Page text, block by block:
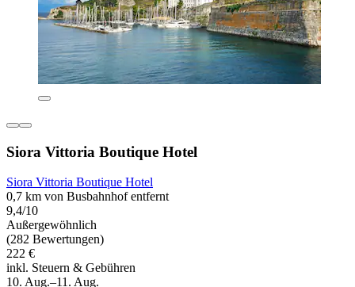
Siora Vittoria Boutique Hotel
Siora Vittoria Boutique Hotel
0,7 km von Busbahnhof entfernt
9,4/10
Außergewöhnlich
(282 Bewertungen)
222 €
inkl. Steuern & Gebühren
10. Aug.–11. Aug.